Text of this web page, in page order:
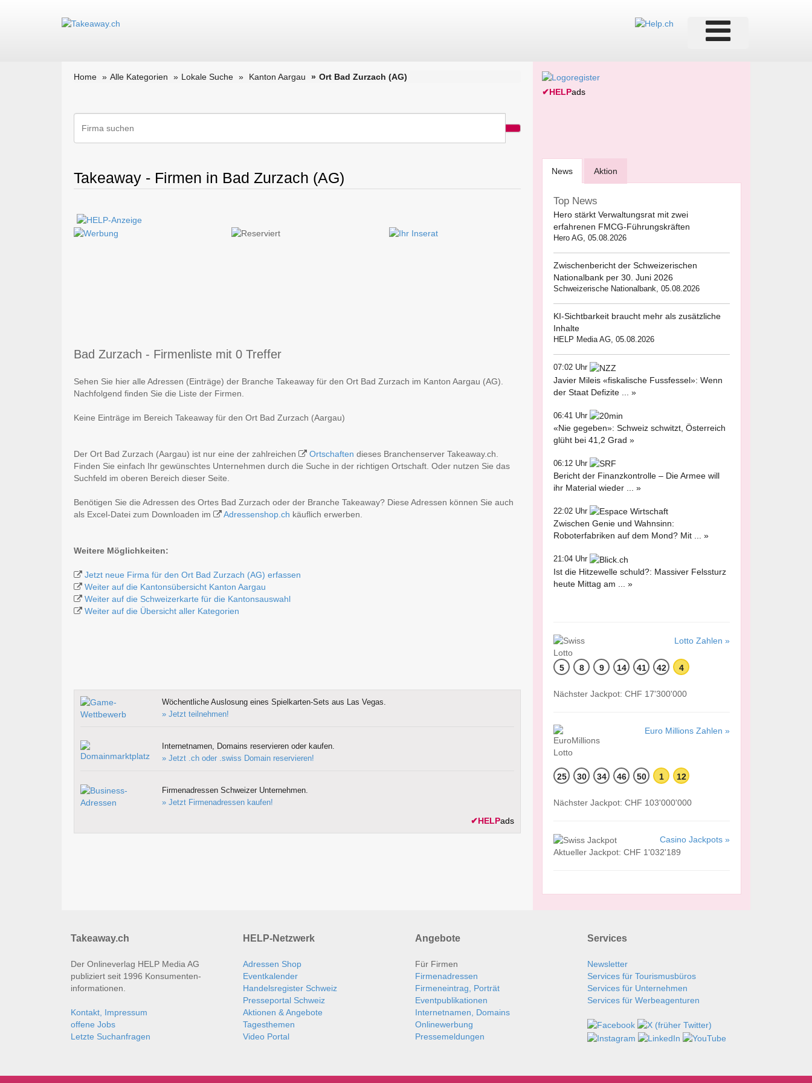
Home Alle Kategorien Lokale Suche Kanton Aargau Ort Bad Zurzach (AG)
Takeaway - Firmen in Bad Zurzach (AG)
Bad Zurzach - Firmenliste mit 0 Treffer
Sehen Sie hier alle Adressen (Einträge) der Branche Takeaway für den Ort Bad Zurzach im Kanton Aargau (AG).
Nachfolgend finden Sie die Liste der Firmen.
Keine Einträge im Bereich Takeaway für den Ort Bad Zurzach (Aargau)
Der Ort Bad Zurzach (Aargau) ist nur eine der zahlreichen Ortschaften dieses Branchenserver Takeaway.ch.
Finden Sie einfach Ihr gewünschtes Unternehmen durch die Suche in der richtigen Ortschaft. Oder nutzen Sie das
Suchfeld im oberen Bereich dieser Seite.
Benötigen Sie die Adressen des Ortes Bad Zurzach oder der Branche Takeaway? Diese Adressen können Sie auch
als Excel-Datei zum Downloaden im
Adressenshop.ch käuflich erwerben.
Weitere Möglichkeiten:
Jetzt neue Firma für den Ort Bad Zurzach (AG) erfassen
Weiter auf die Kantonsübersicht Kanton Aargau
Weiter auf die Schweizerkarte für die Kantonsauswahl
Weiter auf die Übersicht aller Kategorien
Wöchentliche Auslosung eines Spielkarten-Sets aus Las Vegas.
» Jetzt teilnehmen!
Internetnamen, Domains reservieren oder kaufen.
» Jetzt .ch oder .swiss Domain reservieren!
Firmenadressen Schweizer Unternehmen.
» Jetzt Firmenadressen kaufen!
✔HELPads
✔HELPads
News Aktion
Top News
Hero stärkt Verwaltungsrat mit zwei
erfahrenen FMCG-Führungskräften
Hero AG, 05.08.2026
Zwischenbericht der Schweizerischen
Nationalbank per 30. Juni 2026
Schweizerische Nationalbank, 05.08.2026
KI-Sichtbarkeit braucht mehr als zusätzliche
Inhalte
HELP Media AG, 05.08.2026
07:02 Uhr
Javier Mileis «fiskalische Fussfessel»: Wenn
der Staat Defizite ... »
06:41 Uhr
«Nie gegeben»: Schweiz schwitzt, Österreich
glüht bei 41,2 Grad »
06:12 Uhr
Bericht der Finanzkontrolle – Die Armee will
ihr Material wieder ... »
22:02 Uhr
Zwischen Genie und Wahnsinn:
Roboterfabriken auf dem Mond? Mit ... »
21:04 Uhr
Ist die Hitzewelle schuld?: Massiver Felssturz
heute Mittag am ... »
Lotto Zahlen »
5 8 9 14 41 42 4
Nächster Jackpot: CHF 17'300'000
Euro Millions Zahlen »
25 30 34 46 50 1 12
Nächster Jackpot: CHF 103'000'000
Casino Jackpots »
Aktueller Jackpot: CHF 1'032'189
Takeaway.ch
Der Onlineverlag HELP Media AG
publiziert seit 1996 Konsumenten­
informationen.
Kontakt, Impressum
offene Jobs
Letzte Suchanfragen
HELP-Netzwerk
Adressen Shop
Eventkalender
Handelsregister Schweiz
Presseportal Schweiz
Aktionen & Angebote
Tagesthemen
Video Portal
Angebote
Für Firmen
Firmenadressen
Firmeneintrag, Porträt
Eventpublikationen
Internetnamen, Domains
Onlinewerbung
Pressemeldungen
Services
Newsletter
Services für Tourismusbüros
Services für Unternehmen
Services für Werbeagenturen